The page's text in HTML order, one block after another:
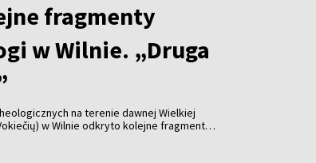
fragmenty
w Wilnie. „Druga
na terenie dawnej Wielkiej
w Wilnie odkryto kolejne fragmenty